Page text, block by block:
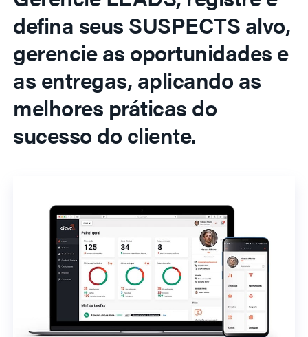
defina seus SUSPECTS alvo,
gerencie as oportunidades e
as entregas, aplicando as
melhores práticas do
sucesso do cliente.